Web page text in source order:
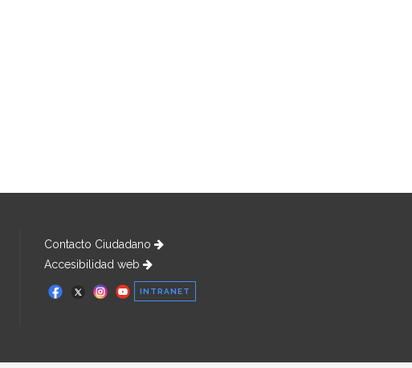
Contacto Ciudadano
Accesibilidad web
INTRANET